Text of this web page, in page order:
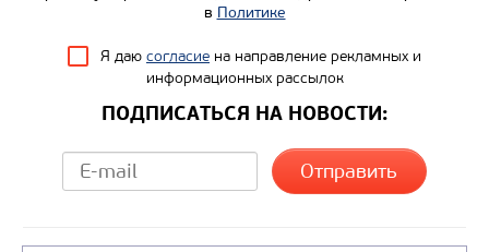
Экологический класс
Грузоподъемность, кг
Направление разгрузки
Колесная формула
в Политике
Я даю согласие на направление рекламных и
информационных рассылок
ПОДПИСАТЬСЯ НА НОВОСТИ: